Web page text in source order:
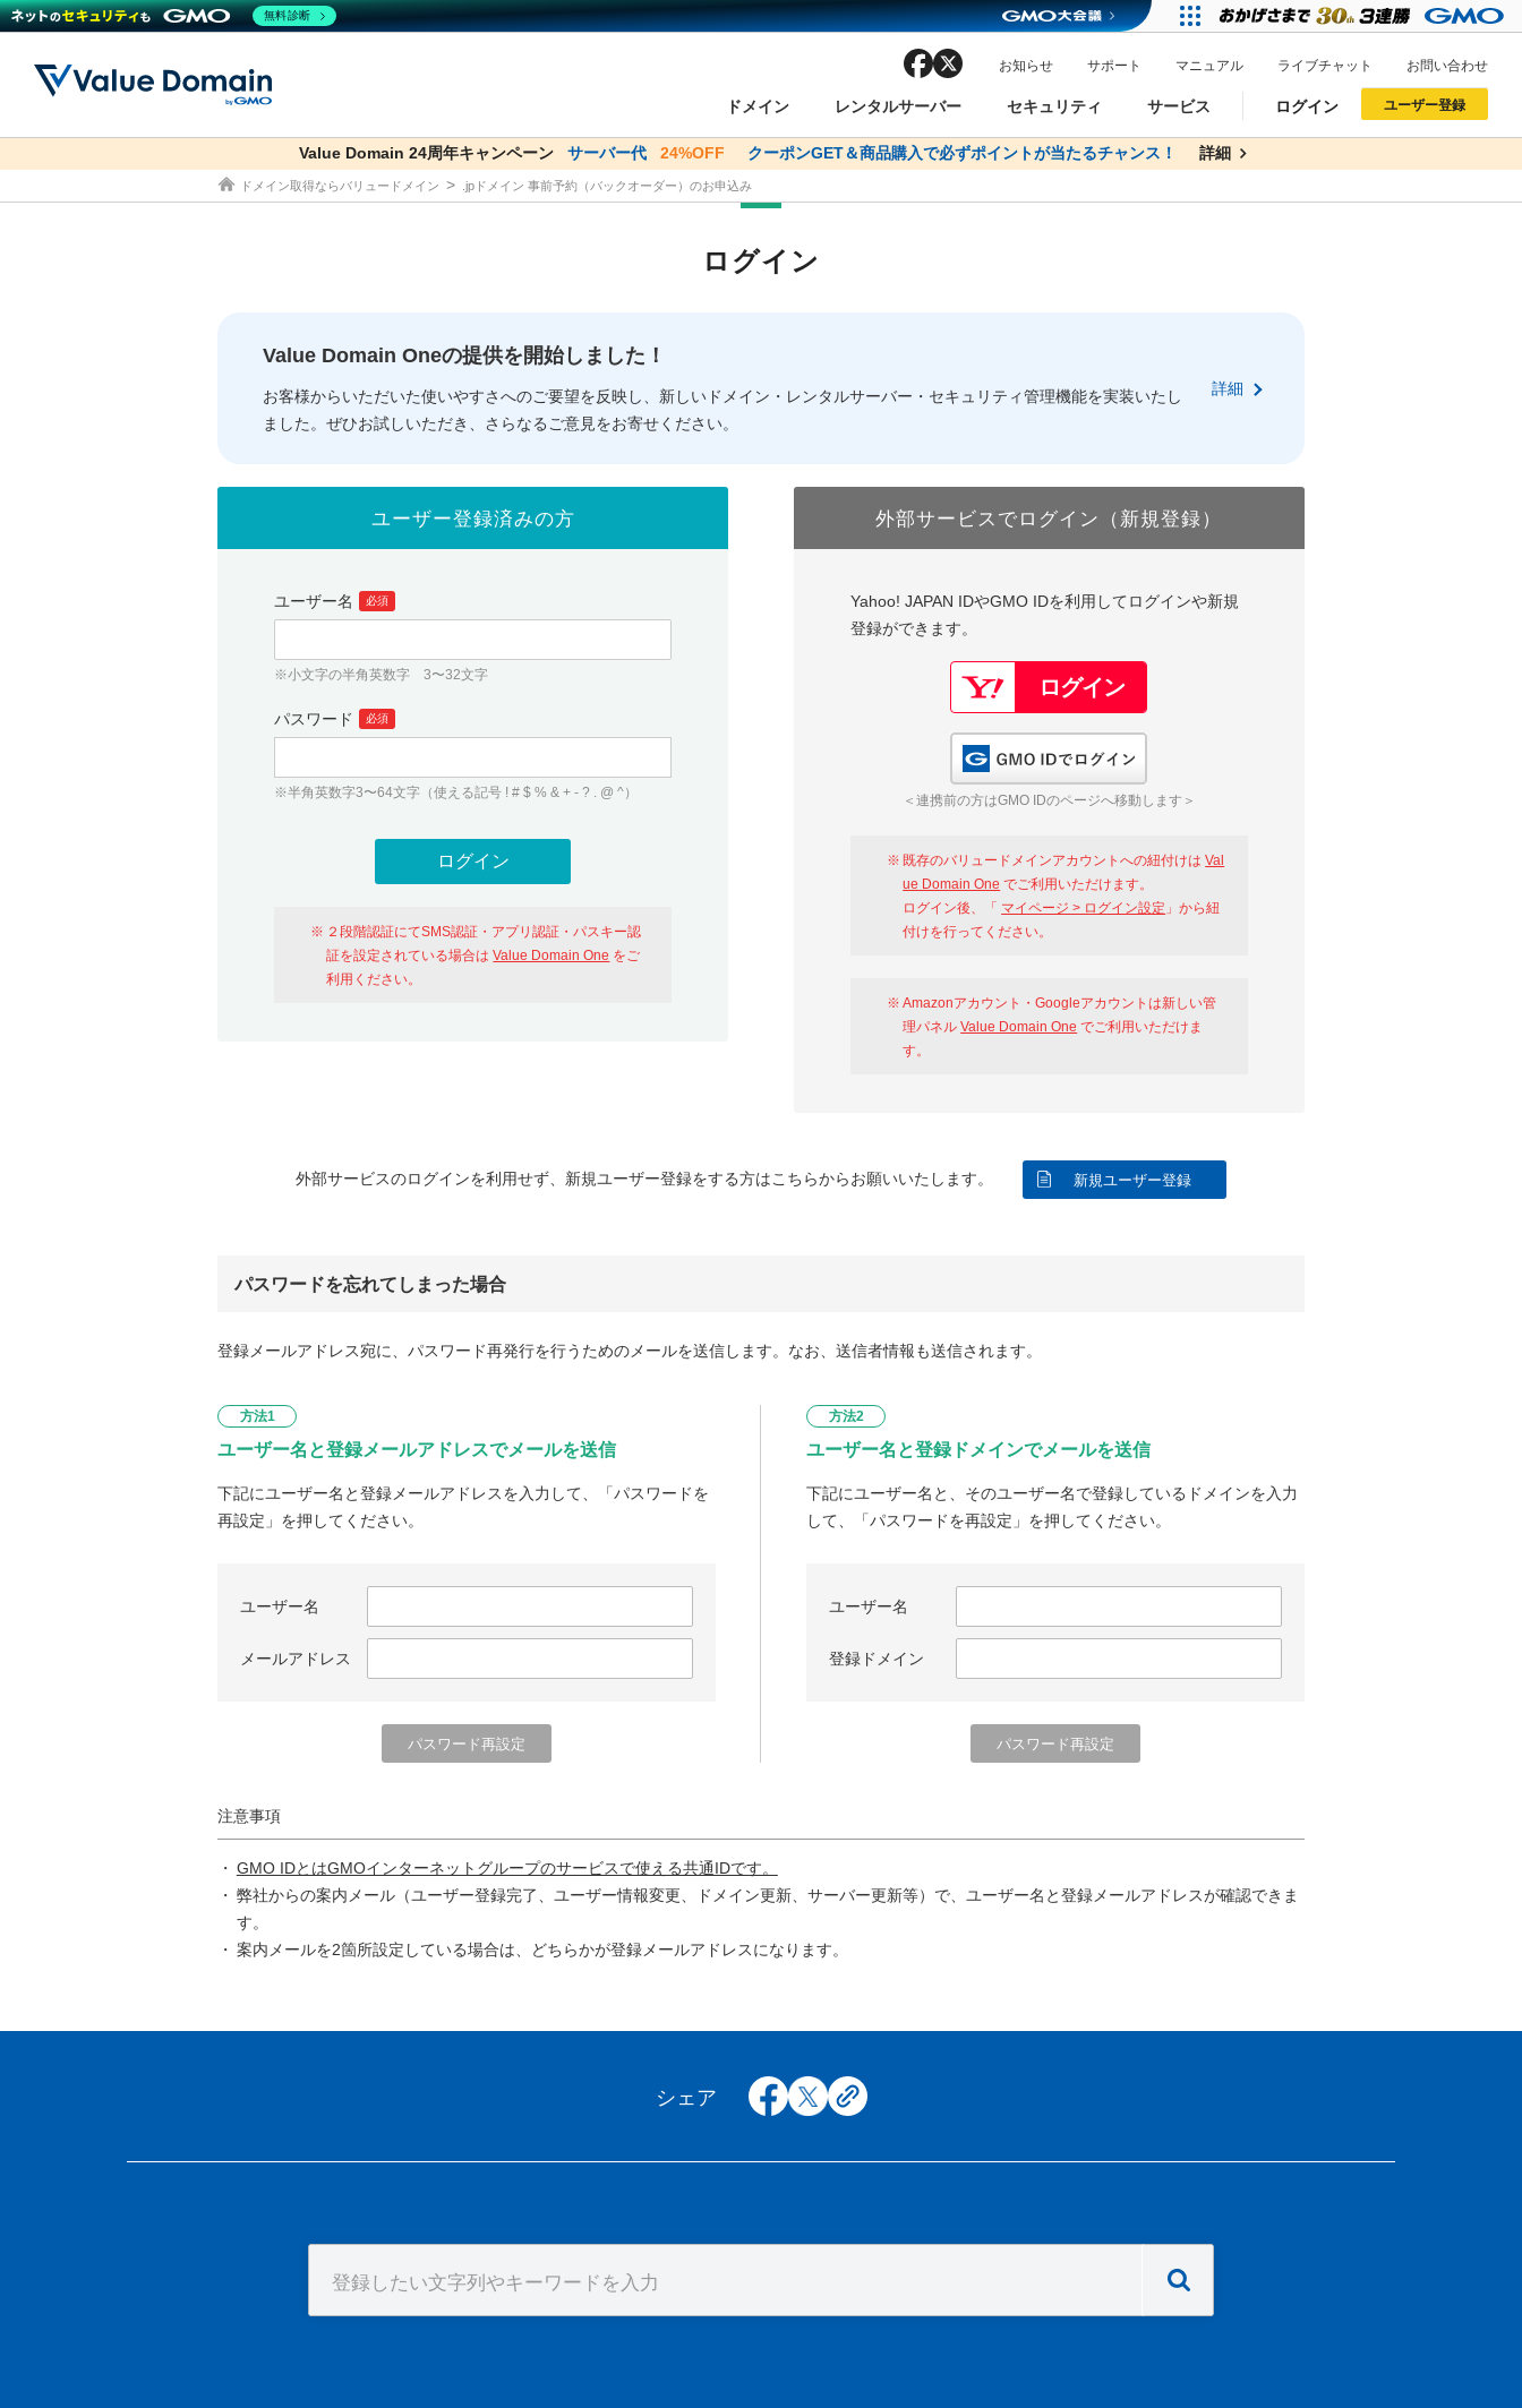
ドメイン
ドメイン ドメイン検索
ドメイン一括検索
人気ドメインの種類 WHOIS検索
レンタルサーバー
レンタルサーバー コアサーバー
セキュリティ
セキュリティ Value Domain ネットde診断
サービス
サービス お得意様割引
バリュードメインAPI
facebook お知らせ サポート マニュアル ライブチャット お問い合わせ
ログイン
従来のバリュードメインをご利用希望の方 おすすめ One レンタルサーバーを含む最新の機能を使う方
以下でもログイン可能
ユーザー登録
従来のバリュードメインをご利用希望の方 おすすめ One レンタルサーバーを含む最新の機能を使う方
以下でも登録可能
Value Domain 24周年キャンペーン サーバー代 24%OFF クーポンGET＆商品購入で必ずポイントが当たるチャンス！ 詳細
co.jpドメイン✕コアサーバーV2ビジネス応援キャンペーン サーバー料金1年間無料 詳細
ドメイン取得ならバリュードメイン .jpドメイン 事前予約（バックオーダー）のお申込み
ログイン
Value Domain Oneの提供を開始しました！
お客様からいただいた使いやすさへのご要望を反映し、新しいドメイン・レンタルサーバー・セキュリティ管理機能を実装いたし
ました。ぜひお試しいただき、さらなるご意見をお寄せください。
詳細
ユーザー登録済みの方
ユーザー名 必須
※小文字の半角英数字 3〜32文字
パスワード 必須
※半角英数字3〜64文字（使える記号 ! # $ % & + - ? . @ ^）
２段階認証にてSMS認証・アプリ認証・パスキー認
証を設定されている場合はValue Domain One をご
利用ください。
外部サービスでログイン（新規登録）
Yahoo! JAPAN IDやGMO IDを利用してログインや新規
登録ができます。
＜連携前の方はGMO IDのページへ移動します＞
既存のバリュードメインアカウントへの紐付けはVal
ue Domain One でご利用いただけます。
ログイン後、「 マイページ > ログイン設定 」から紐
付けを行ってください。
Amazonアカウント・Googleアカウントは新しい管
理パネルValue Domain One でご利用いただけま
す。
外部サービスのログインを利用せず、新規ユーザー登録をする方はこちらからお願いいたします。 新規ユーザー登録
パスワードを忘れてしまった場合
登録メールアドレス宛に、パスワード再発行を行うためのメールを送信します。なお、送信者情報も送信されます。
方法1
ユーザー名と登録メールアドレスでメールを送信
下記にユーザー名と登録メールアドレスを入力して、「パスワードを
再設定」を押してください。
ユーザー名
メールアドレス
方法2
ユーザー名と登録ドメインでメールを送信
下記にユーザー名と、そのユーザー名で登録しているドメインを入力
して、「パスワードを再設定」を押してください。
ユーザー名
登録ドメイン
注意事項
GMO IDとはGMOインターネットグループのサービスで使える共通IDです。
弊社からの案内メール（ユーザー登録完了、ユーザー情報変更、ドメイン更新、サーバー更新等）で、ユーザー名と登録メールアドレスが確認できま
す。
案内メールを2箇所設定している場合は、どちらかが登録メールアドレスになります。
シェア facebook
x copy
無料診断